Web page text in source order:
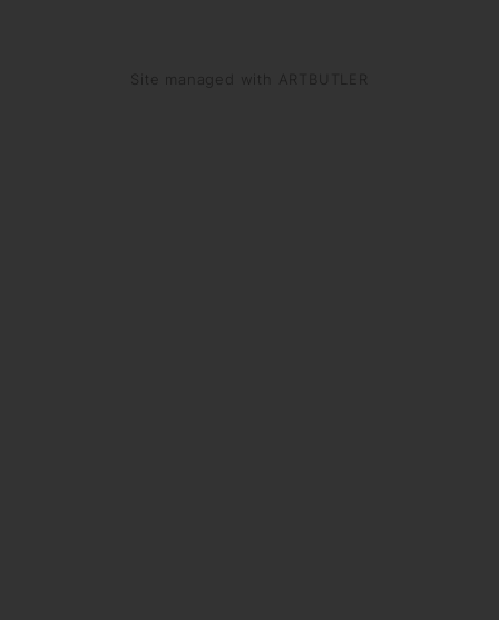
Site managed with ARTBUTLER